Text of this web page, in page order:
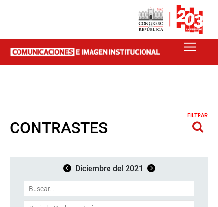
CONTRASTES
FILTRAR
Diciembre del 2021